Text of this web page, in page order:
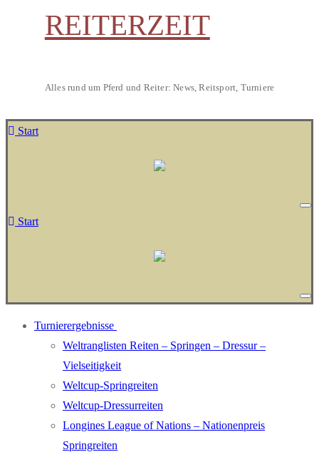
REITERZEIT
Alles rund um Pferd und Reiter: News, Reitsport, Turniere
Start
Start
Turnierergebnisse
Weltranglisten Reiten – Springen – Dressur –
Vielseitigkeit
Weltcup-Springreiten
Weltcup-Dressurreiten
Longines League of Nations – Nationenpreis
Springreiten